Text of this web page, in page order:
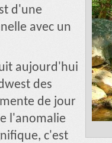
d'une
avec un
aujourd'hui
des
de jour
l'anomalie
c'est